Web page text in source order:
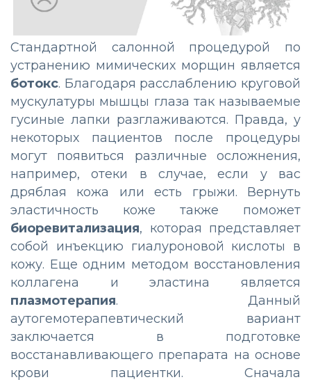
Стандартной салонной процедурой по
устранению мимических морщин является
ботокс. Благодаря расслаблению круговой
мускулатуры мышцы глаза так называемые
гусиные лапки разглаживаются. Правда, у
некоторых пациентов после процедуры
могут появиться различные осложнения,
например, отеки в случае, если у вас
дряблая кожа или есть грыжи. Вернуть
эластичность коже также поможет
биоревитализация, которая представляет
собой инъекцию гиалуроновой кислоты в
кожу. Еще одним методом восстановления
коллагена и эластина является
плазмотерапия. Данный
аутогемотерапевтический вариант
заключается в подготовке
восстанавливающего препарата на основе
крови пациентки. Сначала